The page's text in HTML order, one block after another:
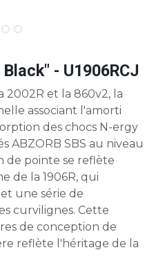
- U1906RCJ
2002R et la 860v2, la
associant l'amorti
des chocs N-ergy
ABZORB SBS au niveau
de pointe se reflète
de la 1906R, qui
une série de
curvilignes. Cette
de conception de
reflète l'héritage de la